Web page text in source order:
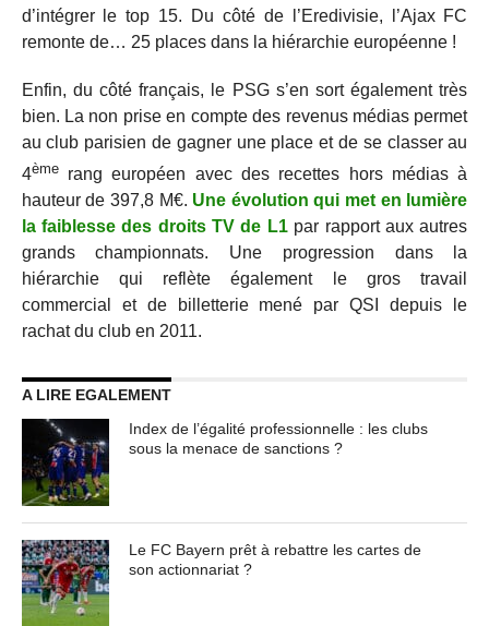
d’intégrer le top 15. Du côté de l’Eredivisie, l’Ajax FC
remonte de… 25 places dans la hiérarchie européenne !
Enfin, du côté français, le PSG s’en sort également très
bien. La non prise en compte des revenus médias permet
au club parisien de gagner une place et de se classer au
4èmerang européen avec des recettes hors médias à
hauteur de 397,8 M€. Une évolution qui met en lumière
la faiblesse des droits TV de L1par rapport aux autres
grands championnats. Une progression dans la
hiérarchie qui reflète également le gros travail
commercial et de billetterie mené par QSI depuis le
rachat du club en 2011.
A LIRE EGALEMENT
Index de l’égalité professionnelle : les clubs
sous la menace de sanctions ?
Le FC Bayern prêt à rebattre les cartes de
son actionnariat ?